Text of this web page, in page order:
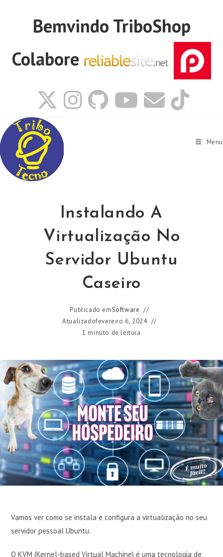
Bemvindo TriboShop
Colabore
Menu
Instalando A
Virtualização No
Servidor Ubuntu
Caseiro
Publicado emSoftware
Atualizadofevereiro 6, 2024
1 minuto de leitura
Vamos ver como se instala e configura a virtualização no seu
servidor pessoal Ubuntu.
O KVM (Kernel-based Virtual Machine) é uma tecnologia de